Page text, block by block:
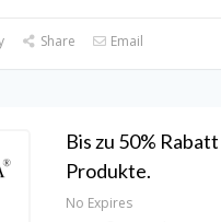
Share Email
Bis zu 50%
Produkte.
No Expires